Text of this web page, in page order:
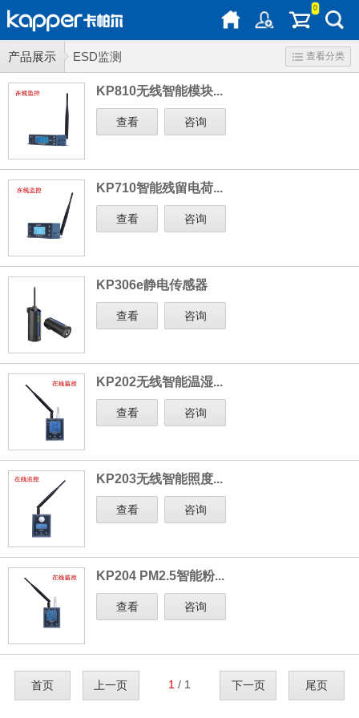
0
产品展示 ESD监测 查看分类
KP810无线智能模块...
查看 咨询
KP710智能残留电荷...
查看 咨询
KP306e静电传感器
查看 咨询
KP202无线智能温湿...
查看 咨询
KP203无线智能照度...
查看 咨询
KP204 PM2.5智能粉...
查看 咨询
首页 上一页 1 / 1 下一页 尾页